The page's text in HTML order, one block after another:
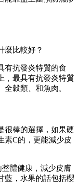
麼比較好？
有抗發炎特質的食
，最具有抗發炎特質
穀類、和魚肉。
很棒的選擇，如果硬
素C的，更能減少皮
體健康，減少皮膚
藍，水果的話包括櫻